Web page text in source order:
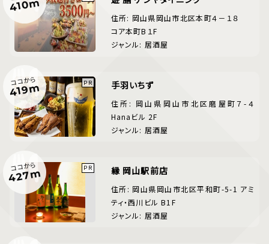
410m
住所: 岡山県岡山市北区本町４－１８
コア本町B１F
ジャンル: 居酒屋
ココから
419m 手羽いちず
住所: 岡山県岡山市北区磨屋町７-４
Hanaビル 2F
ジャンル: 居酒屋
ココから
427m 縁 岡山駅前店
住所: 岡山県岡山市北区平和町-5-1 アミ
ティ・西川ビル B1F
ジャンル: 居酒屋